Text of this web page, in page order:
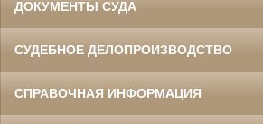
ДОКУМЕНТЫ СУДА
СУДЕБНОЕ ДЕЛОПРОИЗВОДСТВО
СПРАВОЧНАЯ ИНФОРМАЦИЯ